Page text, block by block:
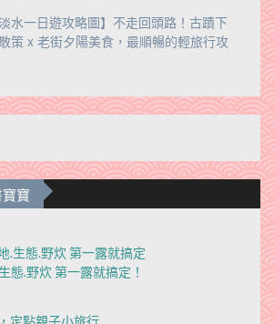
淡水一日遊攻略圖】不走回頭路！古蹟下
策 x 老街夕陽美食，最順暢的輕旅行攻
寶
態.野炊 第一露就搞定！